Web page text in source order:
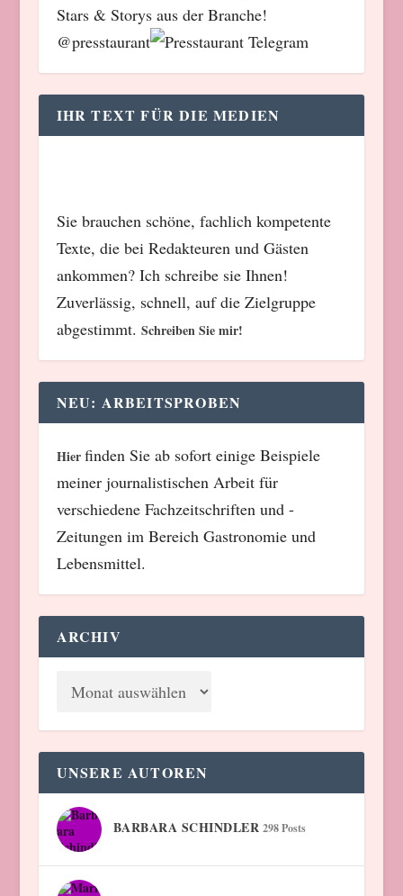
Stars & Storys aus der Branche!
@presstaurant
IHR TEXT FÜR DIE MEDIEN
Sie brauchen schöne, fachlich kompetente
Texte, die bei Redakteuren und Gästen
ankommen? Ich schreibe sie Ihnen!
Zuverlässig, schnell, auf die Zielgruppe
abgestimmt. Schreiben Sie mir!
NEU: ARBEITSPROBEN
Hierfinden Sie ab sofort einige Beispiele
meiner journalistischen Arbeit für
verschiedene Fachzeitschriften und -
Zeitungen im Bereich Gastronomie und
Lebensmittel.
ARCHIV
UNSERE AUTOREN
BARBARA SCHINDLER 298 Posts